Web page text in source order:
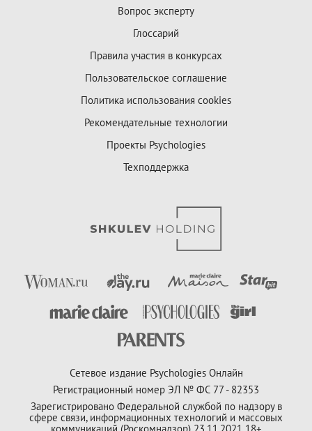
Вопрос эксперту
Глоссарий
Правила участия в конкурсах
Пользовательское соглашение
Политика использования cookies
Рекомендательные технологии
Проекты Psychologies
Техподдержка
Сетевое издание Psychologies Онлайн
Регистрационный номер ЭЛ № ФС 77 - 82353
Зарегистрировано Федеральной службой по надзору в
сфере связи, информационных технологий и массовых